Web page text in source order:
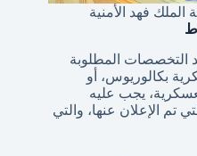
فهد الأمنية
التخصصات المطلوبة
بكالوريوس، أو
يجب عليه
تم الإعلان عنها، والتي